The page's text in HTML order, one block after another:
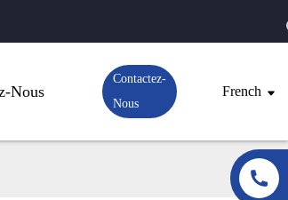
Nous
Contactez-
Nous
French